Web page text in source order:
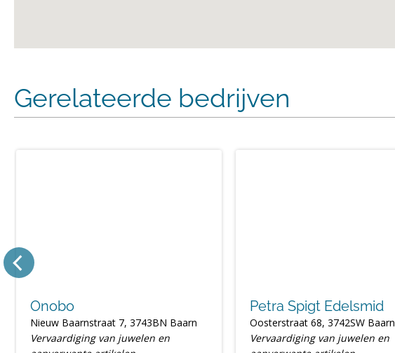
Gerelateerde bedrijven
Onobo
Nieuw Baarnstraat 7, 3743BN Baarn
Vervaardiging van juwelen en
Petra Spigt Edelsmid
Oosterstraat 68, 3742SW Baarn
Vervaardiging van juwelen en